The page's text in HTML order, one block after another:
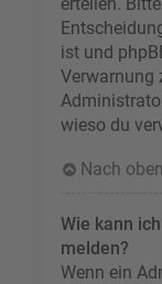
ist und
Verwarnung
wieso du
Nach oben
Wie kann
melden?
Wenn ein